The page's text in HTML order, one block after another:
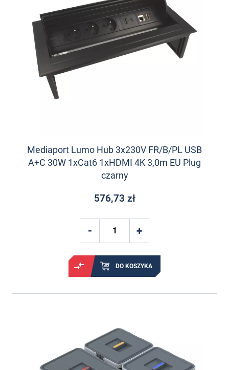
Mediaport Lumo Hub 3x230V FR/B/PL USB
A+C 30W 1xCat6 1xHDMI 4K 3,0m EU Plug
czarny
576,73 zł
DO KOSZYKA